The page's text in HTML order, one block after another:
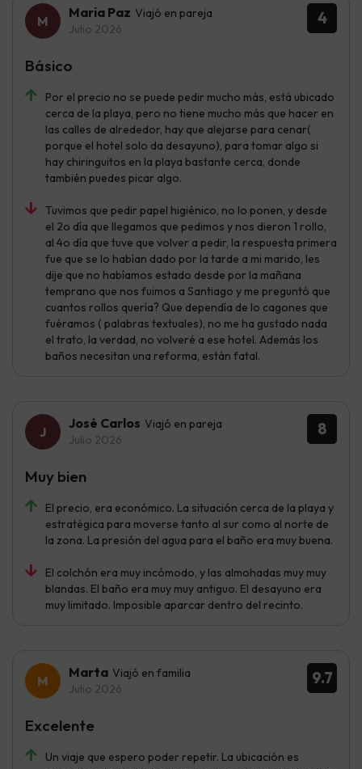
4
Maria Paz Viajó en pareja
Julio 2026
Por el precio no se puede pedir mucho más, está ubicado
cerca de la playa, pero no tiene mucho más que hacer en
las calles de alrededor, hay que alejarse para cenar(
porque el hotel solo da desayuno), para tomar algo si
hay chiringuitos en la playa bastante cerca, donde
también puedes picar algo.
Tuvimos que pedir papel higiénico, no lo ponen, y desde
el 2o día que llegamos que pedimos y nos dieron 1 rollo,
al 4o día que tuve que volver a pedir, la respuesta primera
fue que se lo habían dado por la tarde a mi marido, les
dije que no habíamos estado desde por la mañana
temprano que nos fuimos a Santiago y me preguntó que
cuantos rollos quería? Que dependía de lo cagones que
fuéramos ( palabras textuales), no me ha gustado nada
el trato, la verdad, no volveré a ese hotel. Además los
baños necesitan una reforma, están fatal.
Básico
8
José Carlos Viajó en pareja
Julio 2026
El precio, era económico. La situación cerca de la playa y
estratégica para moverse tanto al sur como al norte de
la zona. La presión del agua para el baño era muy buena.
El colchón era muy incómodo, y las almohadas muy muy
blandas. El baño era muy muy antiguo. El desayuno era
muy limitado. Imposible aparcar dentro del recinto.
Muy bien
9.7
Marta Viajó en familia
Julio 2026
Un viaje que espero poder repetir. La ubicación es
Excelente